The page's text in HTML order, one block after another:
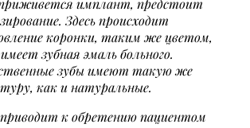
имплант, предстоит
Здесь происходит
коронки, таким же цветом,
зубная эмаль больного.
зубы имеют такую же
как и натуральные.
приводит к обретению пациентом